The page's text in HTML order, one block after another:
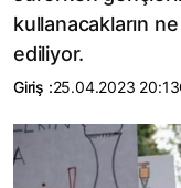
kullanacakların
ediliyor.
Giriş :25.04.2023 20:13